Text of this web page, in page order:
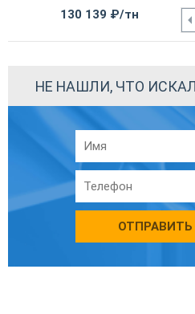
130 139 ₽/тн
НЕ НАШЛИ, ЧТО
ОТПРАВИТЬ